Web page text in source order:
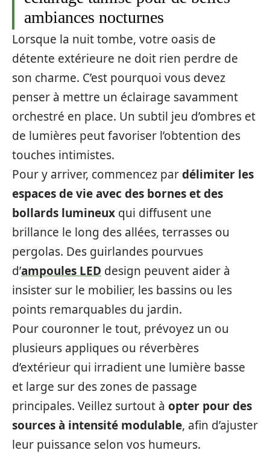
ambiances nocturnes
Lorsque la nuit tombe, votre oasis de
détente extérieure ne doit rien perdre de
son charme. C’est pourquoi vous devez
penser à mettre un éclairage savamment
orchestré en place. Un subtil jeu d’ombres et
de lumières peut favoriser l’obtention des
touches intimistes.
Pour y arriver, commencez pardélimiter les
espaces de vie avec des bornes et des
bollards lumineux qui diffusent une
brillance le long des allées, terrasses ou
pergolas. Des guirlandes pourvues
d’ampoules LED design peuvent aider à
insister sur le mobilier, les bassins ou les
points remarquables du jardin.
Pour couronner le tout, prévoyez un ou
plusieurs appliques ou réverbères
d’extérieur qui irradient une lumière basse
et large sur des zones de passage
principales. Veillez surtout à opter pour des
sources à intensité modulable, afin d’ajuster
leur puissance selon vos humeurs.